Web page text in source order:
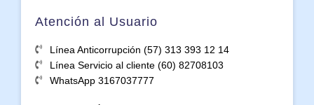
Atención al Usuario
Línea Anticorrupción (57) 313 393 12 14
Línea Servicio al cliente (60) 82708103
WhatsApp 3167037777